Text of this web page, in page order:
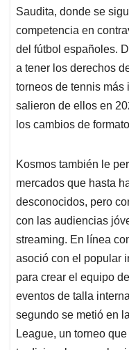
Saudita, donde se
competencia en
del fútbol españoles.
a tener los derechos
torneos de tennis más
salieron de ellos en
los cambios de
Kosmos también le
mercados que hasta
desconocidos, pero
con las audiencias
streaming. En línea
asoció con el popular
para crear el equipo
eventos de talla
segundo se metió en
League, un torneo